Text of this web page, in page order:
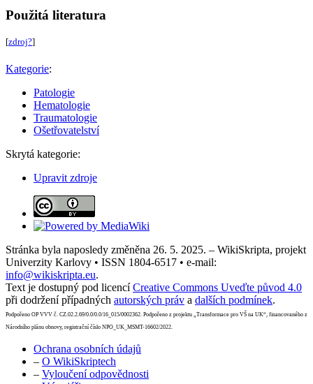
Použitá literatura
[zdroj?]
Kategorie:
Patologie
Hematologie
Traumatologie
Ošetřovatelství
Skrytá kategorie:
Upravit zdroje
Stránka byla naposledy změněna 26. 5. 2025. – WikiSkripta, projekt
Univerzity Karlovy • ISSN 1804-6517 • e-mail:
info@wikiskripta.eu.
Text je dostupný pod licencíCreative Commons Uveďte původ 4.0
při dodržení případných autorských práv a dalších podmínek.
Podpořeno OP VVV č. CZ.02.2.69/0.0/0.0/16_015/0002362. Podpořeno z projektu „Transformace pro VŠ na UK“, financovaného z
Národního plánu obnovy, registrační číslo NPO_UK_MSMT-16602/2022.
Ochrana osobních údajů
– O WikiSkriptech
– Vyloučení odpovědnosti